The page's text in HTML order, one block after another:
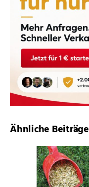
Ähnliche Beiträge